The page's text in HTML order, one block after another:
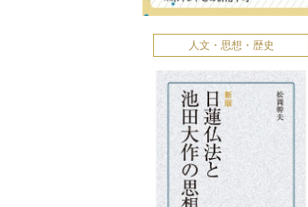
人文・思想・歴史